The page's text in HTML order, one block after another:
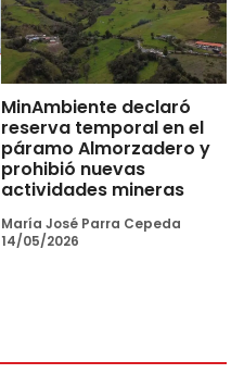
MinAmbiente declaró
reserva temporal en el
páramo Almorzadero y
prohibió nuevas
actividades mineras
María José Parra Cepeda
14/05/2026